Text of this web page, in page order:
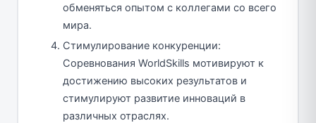
обменяться опытом с коллегами со всего
мира.
Стимулирование конкуренции:
Соревнования WorldSkills мотивируют к
достижению высоких результатов и
стимулируют развитие инноваций в
различных отраслях.